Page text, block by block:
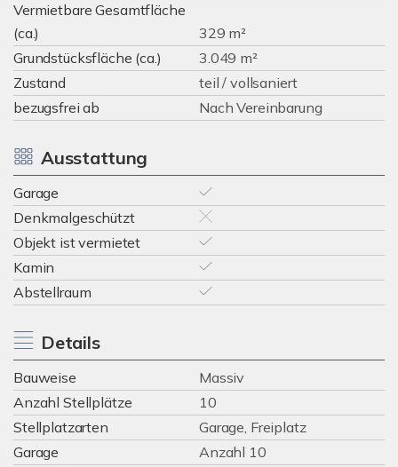
Vermietbare Gesamtfläche
(ca.)
329 m²
Grundstücksfläche (ca.)
3.049 m²
Zustand
teil / vollsaniert
bezugsfrei ab
Nach Vereinbarung
Ausstattung
Garage
Denkmalgeschützt
Objekt ist vermietet
Kamin
Abstellraum
Details
Bauweise
Massiv
Anzahl Stellplätze
10
Stellplatzarten
Garage, Freiplatz
Garage
Anzahl 10